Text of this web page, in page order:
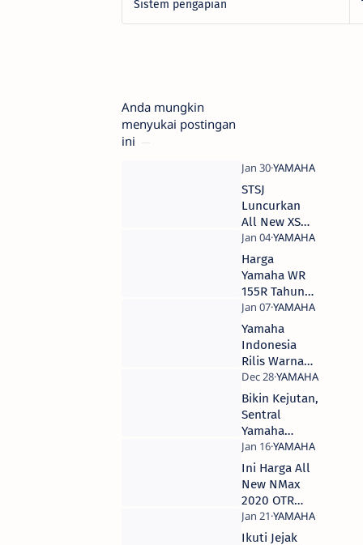
Sistem pengapian
Anda mungkin
menyukai postingan
ini
STSJ
Luncurkan
All New XSR
155 di
Surabaya,
Harga 39
Jutaan
Harga
Yamaha WR
155R Tahun
2020, OTR
Jatim
Tembus 39
Jutaan
Yamaha
Indonesia
Rilis Warna
Baru FreeGo
Tahun 2020,
Harga Mulai
19 Jutaan
Bikin Kejutan,
Sentral
Yamaha
Timbul Jaya
Motor Rilis
All New XSR
155 Untuk
Konsumen di
Ini Harga All
New NMax
2020 OTR
Kediri -
Madiun
Ikuti Jejak